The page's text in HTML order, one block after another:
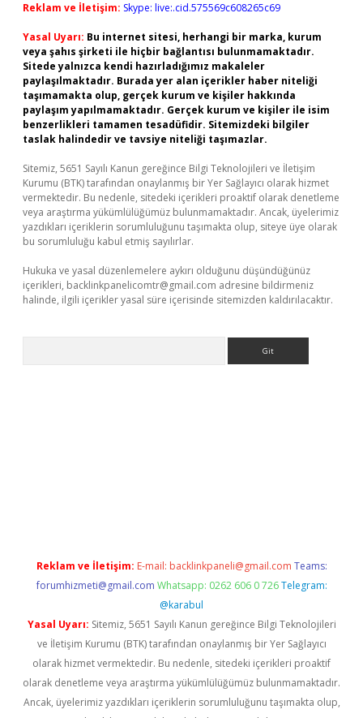
Reklam ve İletişim: Skype: live:.cid.575569c608265c69
Yasal Uyarı: Bu internet sitesi, herhangi bir marka, kurum
veya şahıs şirketi ile hiçbir bağlantısı bulunmamaktadır.
Sitede yalnızca kendi hazırladığımız makaleler
paylaşılmaktadır. Burada yer alan içerikler haber niteliği
taşımamakta olup, gerçek kurum ve kişiler hakkında
paylaşım yapılmamaktadır. Gerçek kurum ve kişiler ile isim
benzerlikleri tamamen tesadüfidir. Sitemizdeki bilgiler
taslak halindedir ve tavsiye niteliği taşımazlar.
Sitemiz, 5651 Sayılı Kanun gereğince Bilgi Teknolojileri ve İletişim
Kurumu (BTK) tarafından onaylanmış bir Yer Sağlayıcı olarak hizmet
vermektedir. Bu nedenle, sitedeki içerikleri proaktif olarak denetleme
veya araştırma yükümlülüğümüz bulunmamaktadır. Ancak, üyelerimiz
yazdıkları içeriklerin sorumluluğunu taşımakta olup, siteye üye olarak
bu sorumluluğu kabul etmiş sayılırlar.
Hukuka ve yasal düzenlemelere aykırı olduğunu düşündüğünüz
içerikleri, backlinkpanelicomtr@gmail.com adresine bildirmeniz
halinde, ilgili içerikler yasal süre içerisinde sitemizden kaldırılacaktır.
Reklam ve İletişim: E-mail: backlinkpaneli@gmail.com Teams:
forumhizmeti@gmail.com Whatsapp: 0262 606 0 726 Telegram:
@karabul
Yasal Uyarı: Sitemiz, 5651 Sayılı Kanun gereğince Bilgi Teknolojileri
ve İletişim Kurumu (BTK) tarafından onaylanmış bir Yer Sağlayıcı
olarak hizmet vermektedir. Bu nedenle, sitedeki içerikleri proaktif
olarak denetleme veya araştırma yükümlülüğümüz bulunmamaktadır.
Ancak, üyelerimiz yazdıkları içeriklerin sorumluluğunu taşımakta olup,